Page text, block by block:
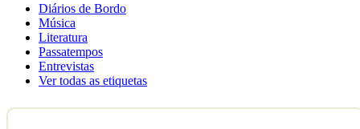
Diários de Bordo
Música
Literatura
Passatempos
Entrevistas
Ver todas as etiquetas